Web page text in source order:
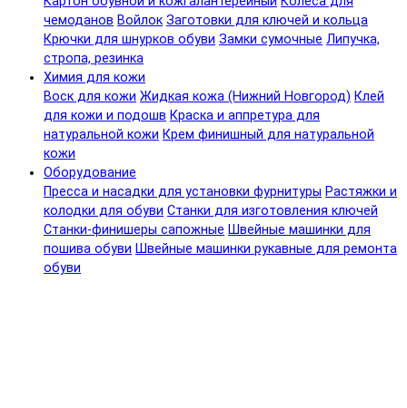
чемоданов Войлок Заготовки для ключей и кольца
Крючки для шнурков обуви Замки сумочные Липучка,
стропа, резинка
Химия для кожи
Воск для кожи Жидкая кожа (Нижний Новгород) Клей
для кожи и подошв Краска и аппретура для
натуральной кожи Крем финишный для натуральной
кожи
Оборудование
Пресса и насадки для установки фурнитуры Растяжки и
колодки для обуви Станки для изготовления ключей
Станки-финишеры сапожные Швейные машинки для
пошива обуви Швейные машинки рукавные для ремонта
обуви